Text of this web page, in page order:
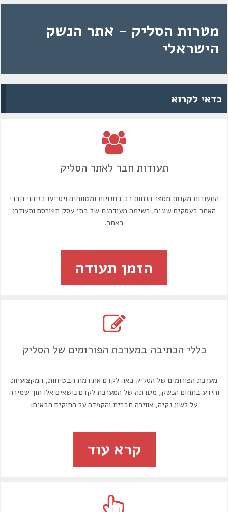
מטרות הסליק - אתר הנשק
הישראלי
כדאי לקרוא
תעודות חבר לאתר הסליק
התעודות מקנות מספר הנחות רב בחנויות ומטווחים ויסייעו בזיהוי חברי
האתר בעסקים שונים, רשימה מעודכנת של בתי עסק תפורסם ותעודכן
באתר.
הזמן תעודה
כללי הכתיבה במערכת הפורומים של הסליק
מערכת הפורומים של הסליק באה לקדם את רמת הבטיחות, המקצועיות
והידע בתחום הנשק, מטרתה של המערכת לקדם נושאים אלו תוך שמירה
על לשון נקיה, אווירה חברית והקפדה על החוקים הבאים:
בסיס דת, גזע או מין.
2. אין להציף, אין לשלוח הודעות חוזרות ומציקות, אין להשתמש
לשאלותיו, במיוחד אם מדובר בנושאים שכבר נדונו לעומק באשכולות
קרא עוד